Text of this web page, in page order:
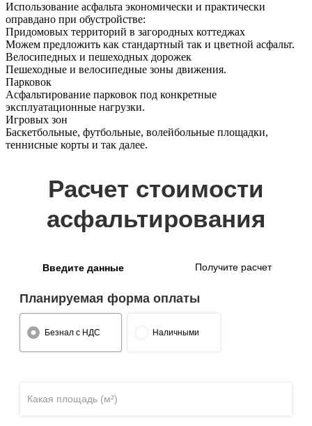
Использование асфальта экономически и практически
оправдано при обустройстве:
Придомовых территорий в загородных коттеджах
Можем предложить как стандартный так и цветной асфальт.
Велосипедных и пешеходных дорожек
Пешеходные и велосипедные зоны движения.
Парковок
Асфальтирование парковок под конкретные
эксплуатационные нагрузки.
Игровых зон
Баскетбольные, футбольные, волейбольные площадки,
теннисные корты и так далее.